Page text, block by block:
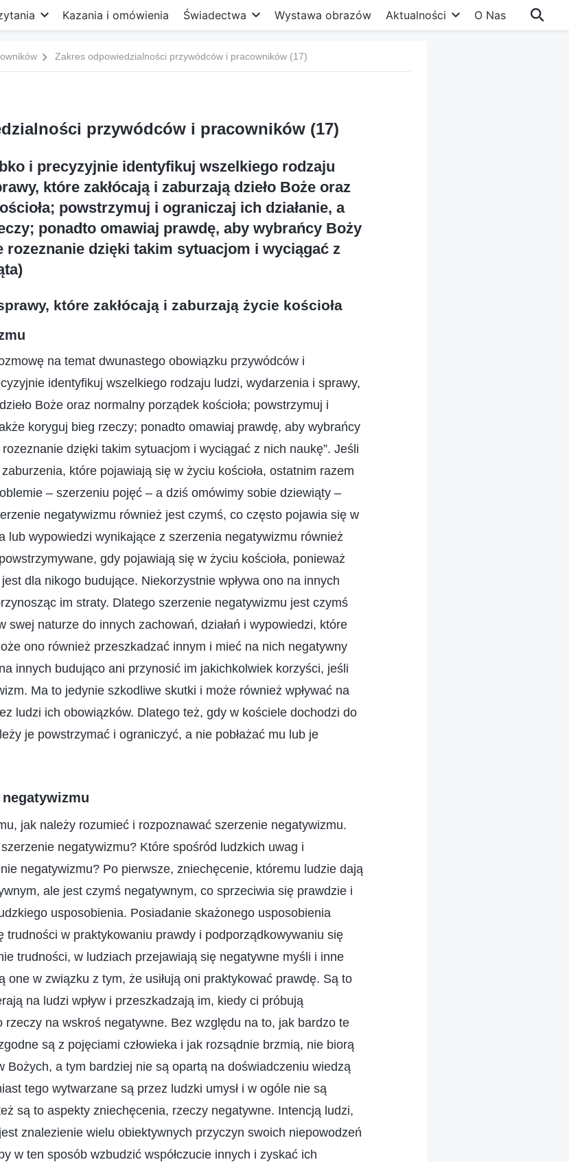
Kazania i omówienia Świadectwa Wystawa obrazów Aktualności O Nas
Zakres odpowiedzialności przywódców i pracowników (17)
przywódców i pracowników (17)
i precyzyjnie identyfikuj wszelkiego rodzaju
które zakłócają i zaburzają dzieło Boże oraz
powstrzymuj i ograniczaj ich działanie, a
ponadto omawiaj prawdę, aby wybrańcy Boży
rozeznanie dzięki takim sytuacjom i wyciągać z
które zakłócają i zaburzają życie kościoła
na temat dwunastego obowiązku przywódców i
identyfikuj wszelkiego rodzaju ludzi, wydarzenia i sprawy,
Boże oraz normalny porządek kościoła; powstrzymuj i
koryguj bieg rzeczy; ponadto omawiaj prawdę, aby wybrańcy
dzięki takim sytuacjom i wyciągać z nich naukę”. Jeśli
które pojawiają się w życiu kościoła, ostatnim razem
– szerzeniu pojęć – a dziś omówimy sobie dziewiąty –
negatywizmu również jest czymś, co często pojawia się w
lub wypowiedzi wynikające z szerzenia negatywizmu również
gdy pojawiają się w życiu kościoła, ponieważ
dla nikogo budujące. Niekorzystnie wpływa ono na innych
im straty. Dlatego szerzenie negatywizmu jest czymś
swej naturze do innych zachowań, działań i wypowiedzi, które
ono również przeszkadzać innym i mieć na nich negatywny
innych budująco ani przynosić im jakichkolwiek korzyści, jeśli
Ma to jedynie szkodliwe skutki i może również wpływać na
ludzi ich obowiązków. Dlatego też, gdy w kościele dochodzi do
je powstrzymać i ograniczyć, a nie pobłażać mu lub je
jak należy rozumieć i rozpoznawać szerzenie negatywizmu.
negatywizmu? Które spośród ludzkich uwag i
negatywizmu? Po pierwsze, zniechęcenie, któremu ludzie dają
ale jest czymś negatywnym, co sprzeciwia się prawdzie i
usposobienia. Posiadanie skażonego usposobienia
trudności w praktykowaniu prawdy i podporządkowywaniu się
trudności, w ludziach przejawiają się negatywne myśli i inne
one w związku z tym, że usiłują oni praktykować prawdę. Są to
na ludzi wpływ i przeszkadzają im, kiedy ci próbują
rzeczy na wskroś negatywne. Bez względu na to, jak bardzo te
są z pojęciami człowieka i jak rozsądnie brzmią, nie biorą
Bożych, a tym bardziej nie są opartą na doświadczeniu wiedzą
tego wytwarzane są przez ludzki umysł i w ogóle nie są
są to aspekty zniechęcenia, rzeczy negatywne. Intencją ludzi,
znalezienie wielu obiektywnych przyczyn swoich niepowodzeń
w ten sposób wzbudzić współczucie innych i zyskać ich